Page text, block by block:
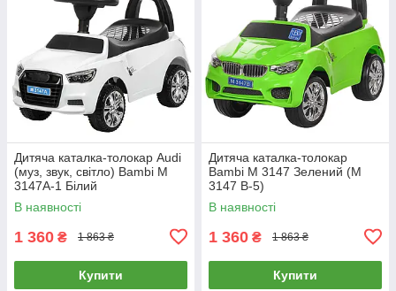
Дитяча каталка-толокар Audi
(муз, звук, світло) Bambi M
3147A-1 Білий
В наявності
1 360 ₴ 1 863 ₴
Купити
Дитяча каталка-толокар
Bambi M 3147 Зелений (M
3147 B-5)
В наявності
1 360 ₴ 1 863 ₴
Купити